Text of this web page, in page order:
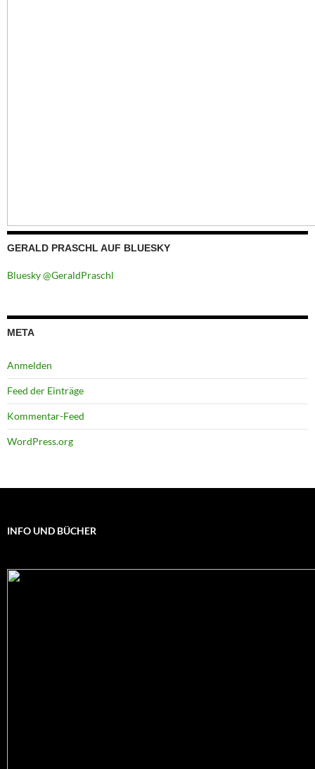
GERALD PRASCHL AUF BLUESKY
Bluesky @GeraldPraschl
META
Anmelden
Feed der Einträge
Kommentar-Feed
WordPress.org
INFO UND BÜCHER